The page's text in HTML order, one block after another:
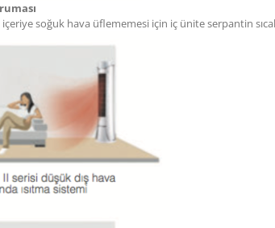
içeriye soğuk hava üflememesi için iç ünite serpantin